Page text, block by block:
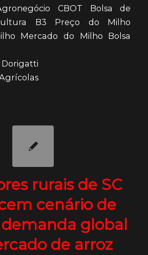
CBOT Bolsa de
B3 Preço do Milho
Mercado do Milho Bolsa
Dorigatti
rurais de SC
cenário de
global
de arroz